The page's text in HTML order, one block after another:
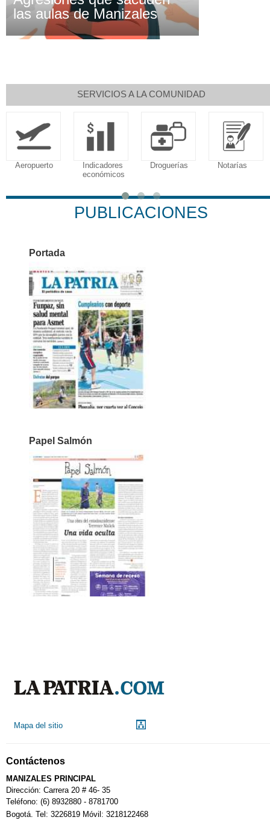
las aulas de Manizales
SERVICIOS A LA COMUNIDAD
Aeropuerto
Indicadores
económicos
Droguerías Notarías
PUBLICACIONES
Portada
Papel Salmón
Mapa del sitio
Contáctenos
MANIZALES PRINCIPAL
Dirección: Carrera 20 # 46- 35
Teléfono: (6) 8932880 - 8781700
Bogotá. Tel: 3226819 Móvil: 3218122468